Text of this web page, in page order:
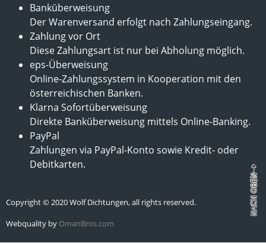
Banküberweisung
Der Warenversand erfolgt nach Zahlungseingang.
Zahlung vor Ort
Diese Zahlungsart ist nur bei Abholung möglich.
eps-Überweisung
Online-Zahlungssystem in Kooperation mit den
österreichischen Banken.
Klarna Sofortüberweisung
Direkte Banküberweisung mittels Online-Banking.
PayPal
Zahlungen via PayPal-Konto sowie Kredit- oder
Debitkarten.
Copyright © 2020 Wolf Dichtungen, all rights reserved.
Webquality by OmanBros.com